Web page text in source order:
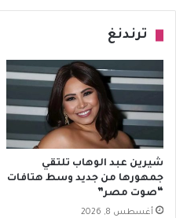
ترندنغ
شيرين عبد الوهاب تلتقي
جمهورها من جديد وسط هتافات
“صوت مصر”
أغسطس 8, 2026